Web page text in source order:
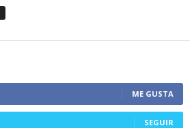
ME GUSTA
SEGUIR